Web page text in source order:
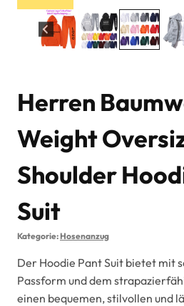
Herren
Weight
Shoulder
Suit
Kategorie:Hosenanzug
Der Hoodie Pant Suit bietet mit
Passform und dem
einen bequemen, stilvollen und